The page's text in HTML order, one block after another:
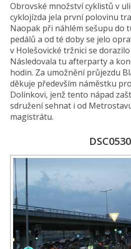
Obrovské množství cyklistů v
cyklojízda jela první polovinu
Naopak při náhlém sešupu do
pedálů a od té doby se jelo
v Holešovické tržnici se
Následovala tu afterparty a
hodin. Za umožnění průjezdu
děkuje především náměstku
Dolínkovi, jenž tento nápad
sdružení sehnat i od
magistrátu.